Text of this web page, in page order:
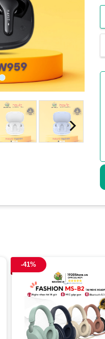
-41%